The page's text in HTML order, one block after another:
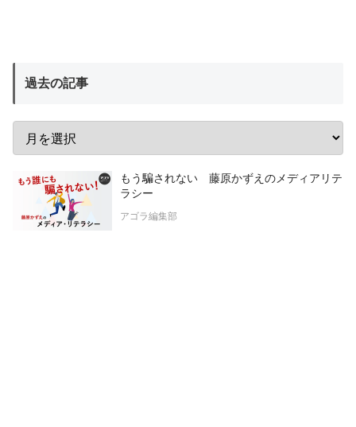
過去の記事
もう騙されない 藤原かずえのメディアリテ
ラシー
アゴラ編集部